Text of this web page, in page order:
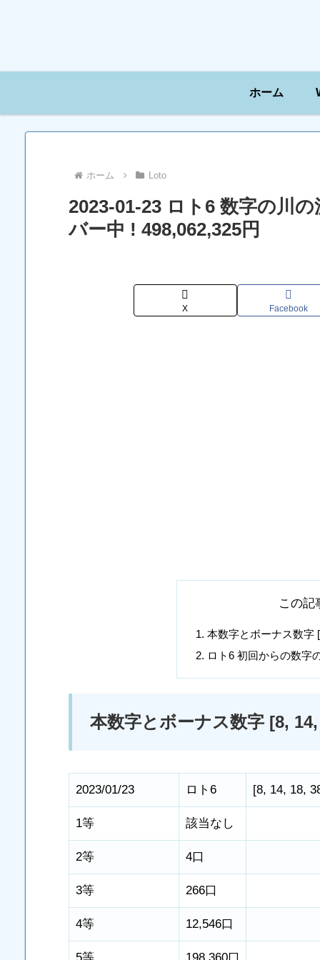
ホーム
ホーム Loto
2023-01-23 ロト6 数字の川
バー中 ! 498,062,325円
X Facebook
この記
本数字とボーナス数字
ロト6 初回からの数字
本数字とボーナス数字 [8,
2023/01/23 ロト6 [8, 14, 18,
1等 該当なし
2等 4口
3等 266口
4等 12,546口